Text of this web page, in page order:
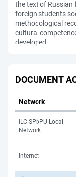
the text of Russian
foreign students
methodological
cultural
developed.
DOCUMENT
Network
ILC SPbPU Local
Network
Internet